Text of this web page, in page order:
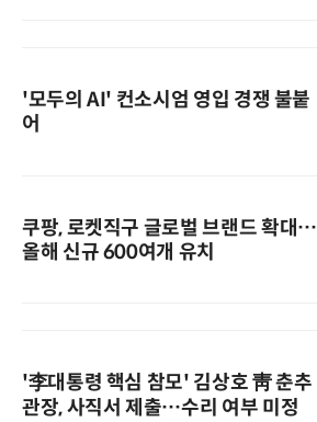
'모두의 AI' 컨소시엄 영입 경쟁 불붙
어
쿠팡, 로켓직구 글로벌 브랜드 확대…
올해 신규 600여개 유치
'李대통령 핵심 참모' 김상호 靑 춘추
관장, 사직서 제출…수리 여부 미정